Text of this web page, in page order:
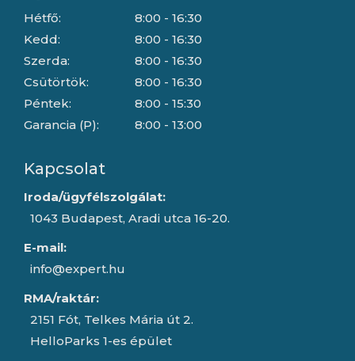
Hétfő:
Kedd:
Szerda:
Csütörtök:
Péntek:
Garancia (P):
8:00 - 16:30
8:00 - 16:30
8:00 - 16:30
8:00 - 16:30
8:00 - 15:30
8:00 - 13:00
Kapcsolat
Iroda/ügyfélszolgálat:
1043 Budapest, Aradi utca 16-20.
E-mail:
info@expert.hu
RMA/raktár:
2151 Fót, Telkes Mária út 2.
HelloParks 1-es épület